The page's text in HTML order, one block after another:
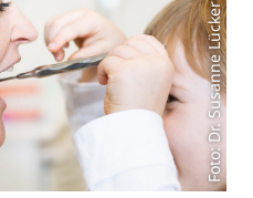
Foto: Dr. Susanne Lücker